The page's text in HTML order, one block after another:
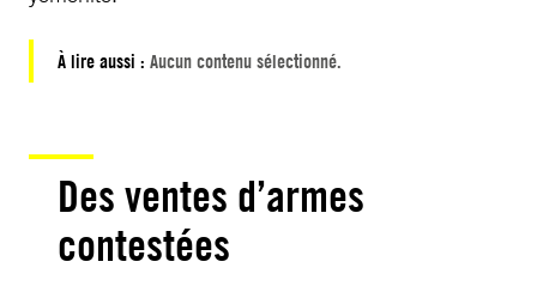
À lire aussi : Aucun contenu sélectionné.
Des ventes d’armes
contestées